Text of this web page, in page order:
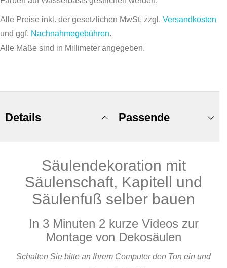
Alle Preise inkl. der gesetzlichen MwSt, zzgl. Versandkosten
und ggf. Nachnahmegebühren.
Alle Maße sind in Millimeter angegeben.
Details
Säulendekoration mit
Säulenschaft, Kapitell und
Säulenfuß selber bauen
In 3 Minuten 2 kurze Videos zur
Montage von Dekosäulen
Schalten Sie bitte an Ihrem Computer den Ton ein und
Passende
Produkte